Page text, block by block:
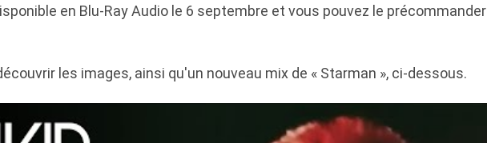
en Blu-Ray Audio le 6 septembre et vous pouvez le précommander
les images, ainsi qu'un nouveau mix de « Starman », ci-dessous.